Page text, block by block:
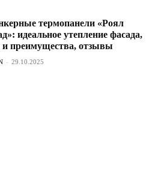
термопанели «Роял
идеальное утепление фасада,
и преимущества, отзывы
- 29.10.2025